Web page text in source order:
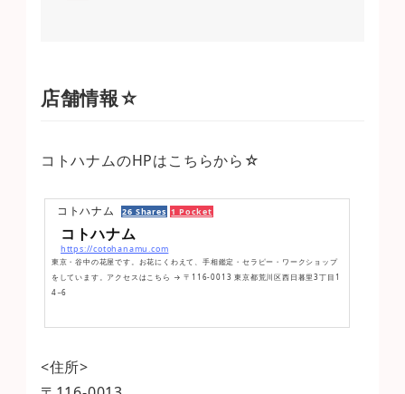
店舗情報☆
コトハナムのHPはこちらから☆
コトハナム 26 Shares 1 Pocket
コトハナム
https://cotohanamu.com
東京・谷中の花屋です。お花にくわえて、手相鑑定・セラピー・ワークショップ
をしています。アクセスはこちら → 〒116-0013 東京都荒川区西日暮里3丁目1
4−6
<住所>